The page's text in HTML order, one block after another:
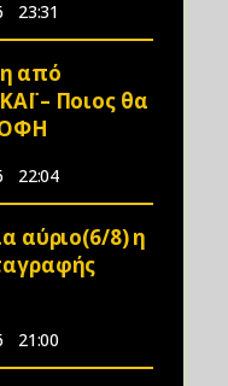
23:31
από
– Ποιος θα
ΟΦΗ
22:04
αύριο(6/8) η
21:00